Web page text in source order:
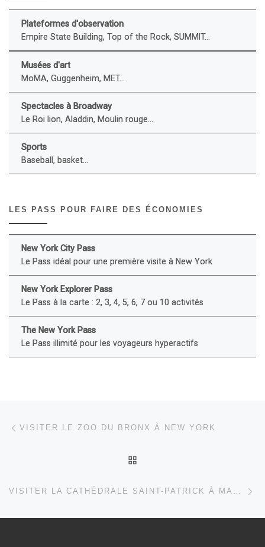
Plateformes d'observation
Empire State Building, Top of the Rock, SUMMIT...
Musées d'art
MoMA, Guggenheim, MET...
Spectacles à Broadway
Le Roi lion, Aladdin, Moulin rouge...
Sports
Baseball, basket...
LES PASS POUR FAIRE DES ÉCONOMIES
New York City Pass
Le Pass idéal pour une première visite à New York
New York Explorer Pass
Le Pass à la carte : 2, 3, 4, 5, 6, 7 ou 10 activités
The New York Pass
Le Pass illimité pour les voyageurs hyperactifs
VISITER LE ZOO DU BRONX À NEW YORK